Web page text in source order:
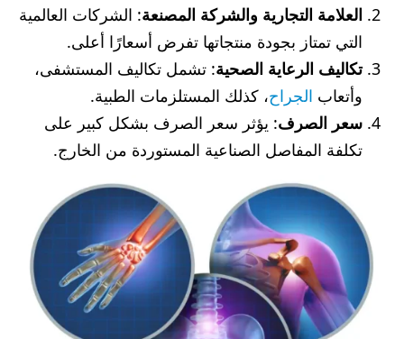
العلامة التجارية والشركة المصنعة: الشركات العالمية
التي تمتاز بجودة منتجاتها تفرض أسعارًا أعلى.
تكاليف الرعاية الصحية: تشمل تكاليف المستشفى،
وأتعاب الجراح، كذلك المستلزمات الطبية.
سعر الصرف: يؤثر سعر الصرف بشكل كبير على
تكلفة المفاصل الصناعية المستوردة من الخارج.